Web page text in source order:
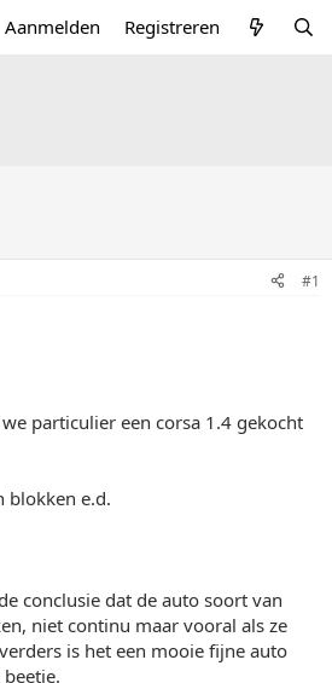
Aanmelden Registreren
#1
particulier een corsa 1.4 gekocht
blokken e.d.
conclusie dat de auto soort van
niet continu maar vooral als ze
is het een mooie fijne auto